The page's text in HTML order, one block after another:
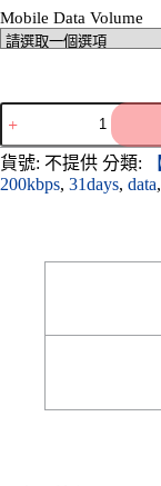
範
到
Mobile Data Volume
Data
eSIM】
31
貨號: 不提供 分類:
200kbps, 31days, data,